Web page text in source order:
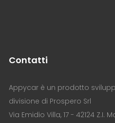
Contatti
Appycar è un prodotto
divisione di Prospero Srl
Via Emidio Villa, 17 - 42124 Z.I.